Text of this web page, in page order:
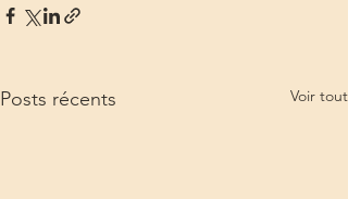
Posts récents Voir tout